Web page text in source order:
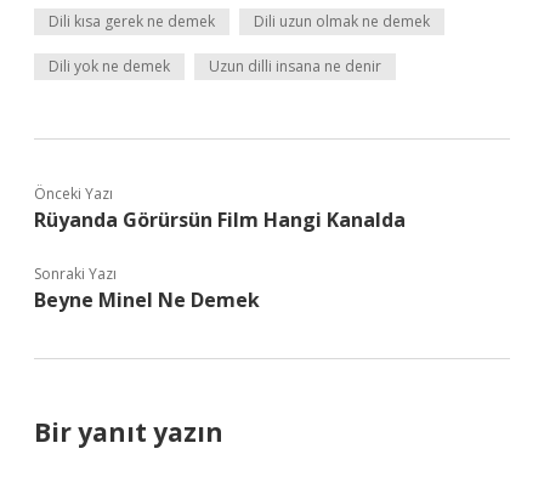
Dili kısa gerek ne demek Dili uzun olmak ne demek
Dili yok ne demek Uzun dilli insana ne denir
Önceki Yazı
Rüyanda Görürsün Film Hangi Kanalda
Sonraki Yazı
Beyne Minel Ne Demek
Bir yanıt yazın